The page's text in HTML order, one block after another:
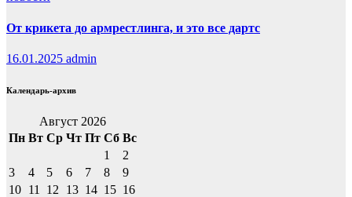
От крикета до армрестлинга, и это все дартс
16.01.2025 admin
Календарь-архив
Август 2026
Пн Вт Ср Чт Пт Сб Вс
1
2
3
4 5 6 7 8
9
10 11 12 13 14 15 16